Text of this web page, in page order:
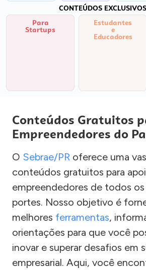
CONTEÚDOS
Para
Startups
Estudantes
e
Educadores
Conteúdos Gratuitos
Empreendedores do
O Sebrae/PR oferece uma
conteúdos gratuitos para
empreendedores de todos
portes. Nosso objetivo é
melhores ferramentas,
orientações para que você
inovar e superar desafios em
empresarial. Aqui, você